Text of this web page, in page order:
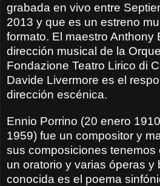
grabada en vivo entre
2013 y que es un estreno
formato. El maestro Anthony
dirección musical de la
Fondazione Teatro Lirico di
Davide Livermore es el
dirección escénica.
Ennio Porrino (20 enero
1959) fue un compositor y
sus composiciones tenemos
un oratorio y varias óperas y
conocida es el poema